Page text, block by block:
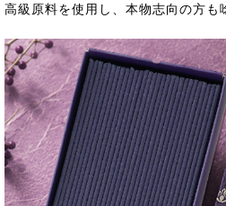
高級原料を使用し、本物志向の方も